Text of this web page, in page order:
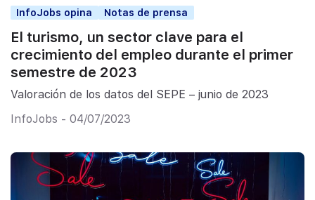
InfoJobs opina Notas de prensa
El turismo, un sector clave para el
crecimiento del empleo durante el primer
semestre de 2023
Valoración de los datos del SEPE – junio de 2023
InfoJobs - 04/07/2023